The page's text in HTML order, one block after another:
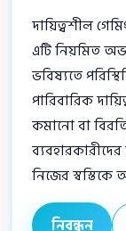
দায়িত্বশীল
এটি নিয়মিত
ভবিষ্যতে
পারিবারিক
কমানো বা
নিজের স্বস্তিকে
নিবন্ধন